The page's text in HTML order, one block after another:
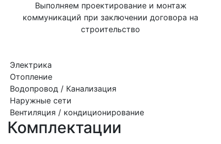
Выполняем проектирование и монтаж
коммуникаций при заключении договора на
строительство
Электрика
Отопление
Водопровод / Канализация
Наружные сети
Вентиляция / кондиционирование
Комплектации